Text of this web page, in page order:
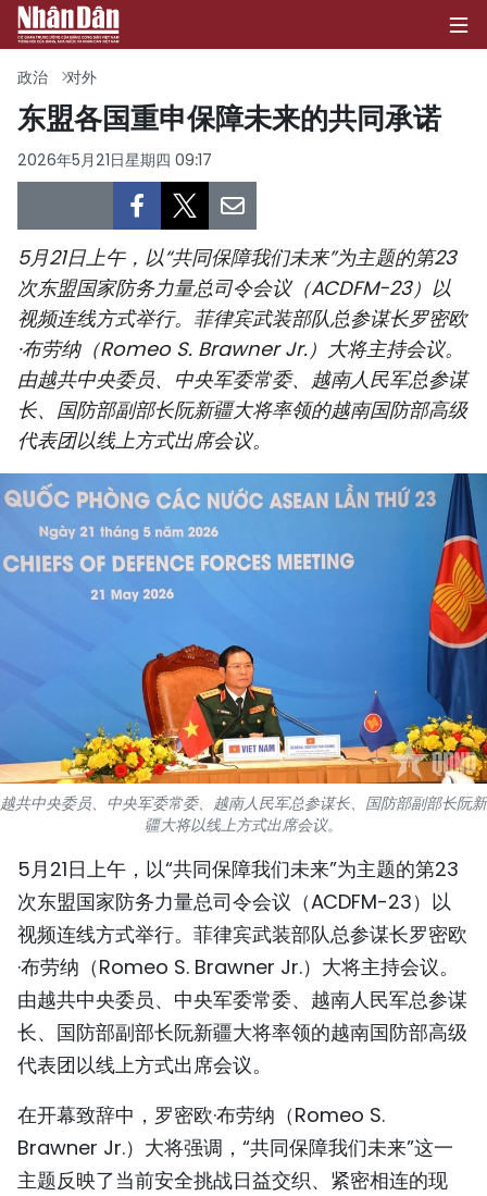
首页
政治
经济
社会
环保
文化
国际
旅游
史海
多功能媒体
图表新闻
图库
视频
人民报社简介
TIẾNG VIỆT
ENGLISH
FRANÇAIS
РУССКИЙ
政治 对外
东盟各国重申保障未来的共同承诺
2026年5月21日星期四 09:17
5月21日上午，以“共同保障我们未来”为主题的第23
次东盟国家防务力量总司令会议（ACDFM-23）以
视频连线方式举行。菲律宾武装部队总参谋长罗密欧
·布劳纳（Romeo S. Brawner Jr.）大将主持会议。
由越共中央委员、中央军委常委、越南人民军总参谋
长、国防部副部长阮新疆大将率领的越南国防部高级
代表团以线上方式出席会议。
越共中央委员、中央军委常委、越南人民军总参谋长、国防部副部长阮新
疆大将以线上方式出席会议。
5月21日上午，以“共同保障我们未来”为主题的第23
次东盟国家防务力量总司令会议（ACDFM-23）以
视频连线方式举行。菲律宾武装部队总参谋长罗密欧
·布劳纳（Romeo S. Brawner Jr.）大将主持会议。
由越共中央委员、中央军委常委、越南人民军总参谋
长、国防部副部长阮新疆大将率领的越南国防部高级
代表团以线上方式出席会议。
在开幕致辞中，罗密欧·布劳纳（Romeo S.
Brawner Jr.）大将强调，“共同保障我们未来”这一
主题反映了当前安全挑战日益交织、紧密相连的现